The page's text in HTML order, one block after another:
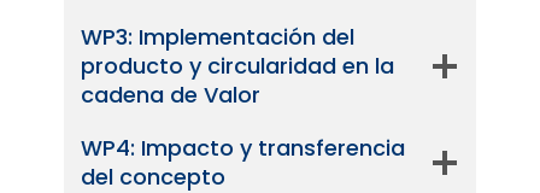
WP3: Implementación del
producto y circularidad en la
cadena de Valor
WP4: Impacto y transferencia
del concepto